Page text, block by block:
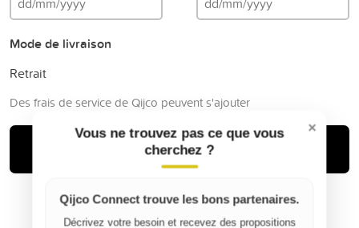
Mode de livraison
Retrait
Des frais de service de Qijco peuvent s'ajouter
Louer
×
Vous ne trouvez pas ce que vous
cherchez ?
Qijco Connect trouve les bons partenaires.
Décrivez votre besoin et recevez des propositions